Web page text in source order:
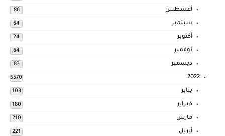
أغسطس 86
سبتمبر 64
أكتوبر 24
نوفمبر 64
ديسمبر 83
2022
5570
يناير 103
فبراير 180
مارس 210
أبريل 221